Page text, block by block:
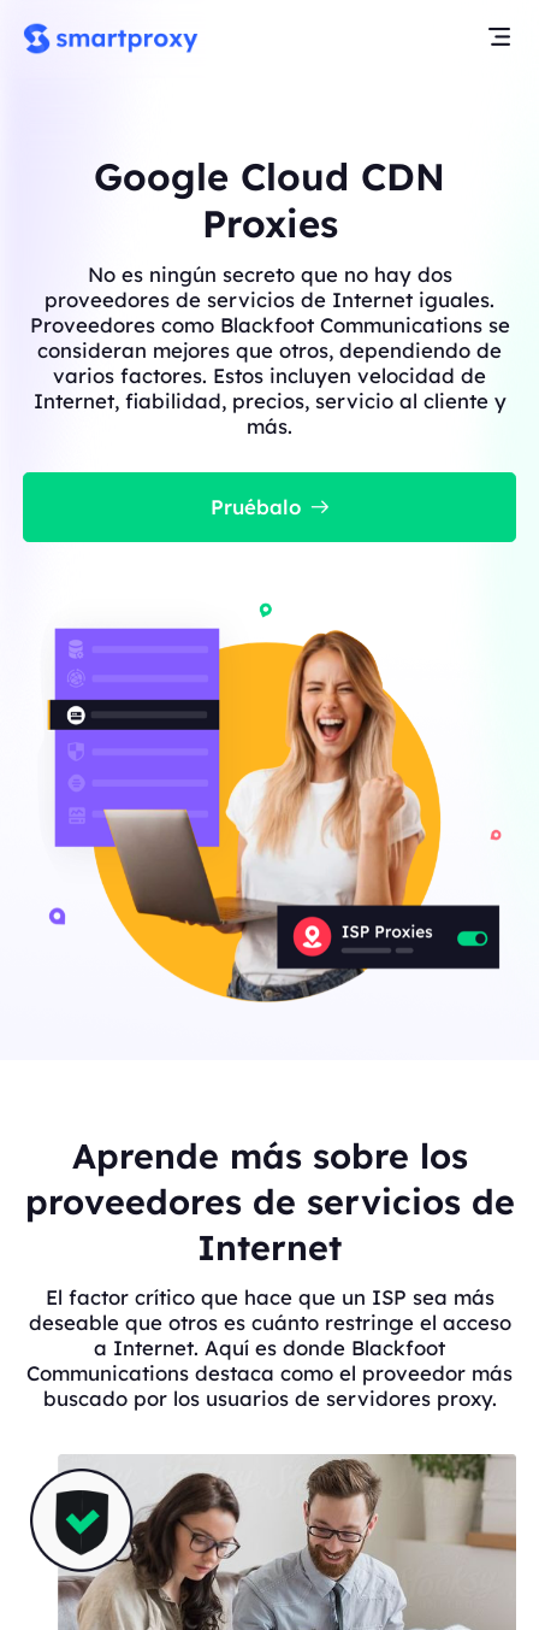
Google Cloud CDN
Proxies
No es ningún secreto que no hay dos
proveedores de servicios de Internet iguales.
Proveedores como Blackfoot Communications se
consideran mejores que otros, dependiendo de
varios factores. Estos incluyen velocidad de
Internet, fiabilidad, precios, servicio al cliente y
más.
Pruébalo
Aprende más sobre los
proveedores de servicios de
Internet
El factor crítico que hace que un ISP sea más
deseable que otros es cuánto restringe el acceso
a Internet. Aquí es donde Blackfoot
Communications destaca como el proveedor más
buscado por los usuarios de servidores proxy.